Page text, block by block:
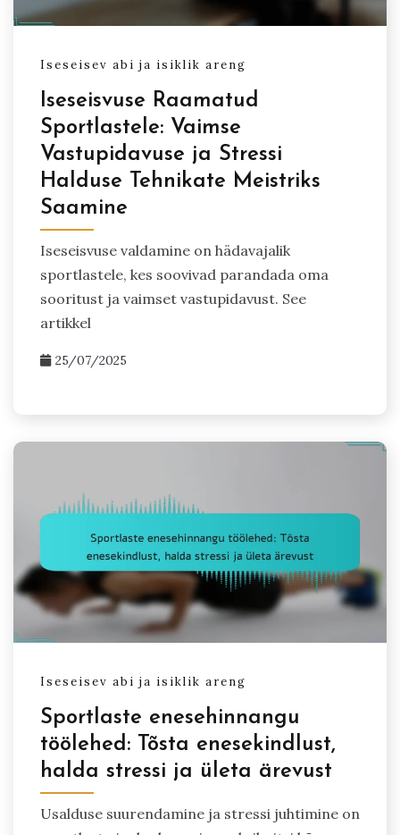
Iseseisev abi ja isiklik areng
Iseseisvuse Raamatud
Sportlastele: Vaimse
Vastupidavuse ja Stressi
Halduse Tehnikate Meistriks
Saamine
Iseseisvuse valdamine on hädavajalik
sportlastele, kes soovivad parandada oma
sooritust ja vaimset vastupidavust. See
artikkel
25/07/2025
Iseseisev abi ja isiklik areng
Sportlaste enesehinnangu
töölehed: Tõsta enesekindlust,
halda stressi ja ületa ärevust
Usalduse suurendamine ja stressi juhtimine on